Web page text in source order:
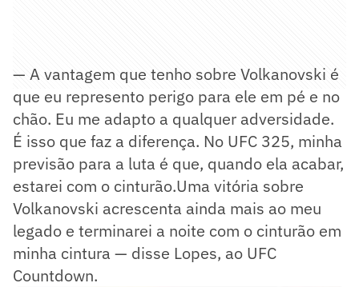
— A vantagem que tenho sobre Volkanovski é
que eu represento perigo para ele em pé e no
chão. Eu me adapto a qualquer adversidade.
É isso que faz a diferença. No UFC 325, minha
previsão para a luta é que, quando ela acabar,
estarei com o cinturão.Uma vitória sobre
Volkanovski acrescenta ainda mais ao meu
legado e terminarei a noite com o cinturão em
minha cintura — disse Lopes, ao UFC
Countdown.